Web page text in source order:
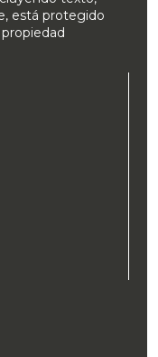
está protegido